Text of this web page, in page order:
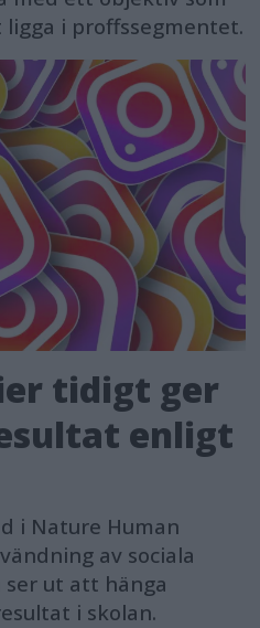
i proffssegmentet.
tidigt ger
enligt
i Nature Human
av sociala
ut att hänga
i skolan.